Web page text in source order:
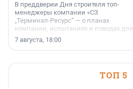
В преддверии Дня строителя топ-
менеджеры компании «СЗ
„Терминал-Ресурс“ — о планах
компании, испытаниях и поводах для
осторожного оптимизма.
7 августа, 18:00
ТОП 5